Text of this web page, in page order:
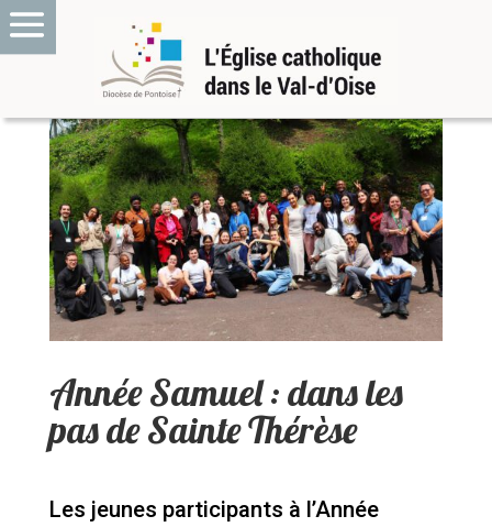
Année Samuel : dans les
pas de Sainte Thérèse
Les jeunes participants à l’Année